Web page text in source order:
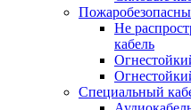
Не
кабель
Специальный